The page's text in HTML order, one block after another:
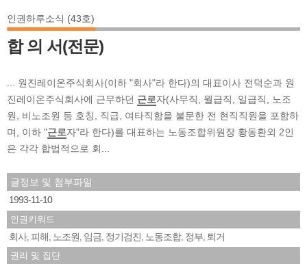
인권하루소식 (43호)
합 의 서(전문)
... 원진레이온주식회사(이하 "회사"라 한다)의 대표이사 전덕순과 원
진레이온주식회사에 근무하던 근로자(사무직, 월급직, 일급직, 노조
원, 비노조원 등 호칭, 직급, 여타직함을 불문한 전 현직직원을 포함하
며, 이하 "근로자"라 한다)를 대표하는 노동조합위원장 황동환외 2인
은 각각 합법적으로 회...
글정보 및 첨부파일
1993-11-10
인권키워드
회사, 피해 노조원 임금 정기검진 노동조합, 정부 퇴거
권리 및 집단